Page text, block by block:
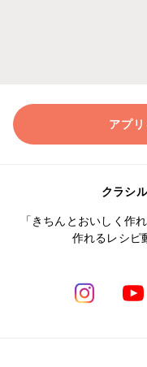
アプ
クラシ
「きちんとおいしく作
作れるレシピ